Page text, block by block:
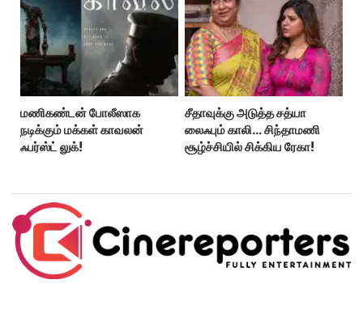
மணிகண்டன் போலீஸாக
நடிக்கும் மக்கள் காவலன்
ஃபர்ஸ்ட் லுக்!
சீதாவுக்கு அடுத்த சத்யா
லைஃபும் காலி… சிந்தாமணி
சூழ்ச்சியில் சிக்கிய ரேகா!